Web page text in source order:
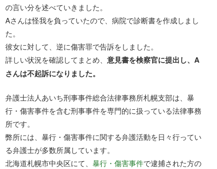
の言い分を述べていきました。
Aさんは怪我を負っていたので、病院で診断書を作成しまし
た。
彼女に対して、逆に傷害罪で告訴をしました。
詳しい状況を確認してまとめ、意見書を検察官に提出し、A
さんは不起訴になりました。
弁護士法人あいち刑事事件総合法律事務所札幌支部は、暴
行・傷害事件を含む刑事事件を専門的に扱っている法律事務
所です。
弊所には、暴行・傷害事件に関する弁護活動を日々行ってい
る弁護士が多数所属しています。
北海道札幌市中央区にて、暴行・傷害事件で逮捕された方の